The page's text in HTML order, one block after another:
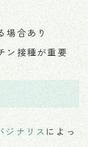
場合あり
ン接種が重要
ジナリス によっ